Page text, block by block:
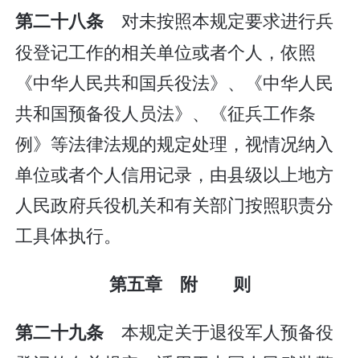
第二十八条对未按照本规定要求进行兵
役登记工作的相关单位或者个人，依照
《中华人民共和国兵役法》、《中华人民
共和国预备役人员法》、《征兵工作条
例》等法律法规的规定处理，视情况纳入
单位或者个人信用记录，由县级以上地方
人民政府兵役机关和有关部门按照职责分
工具体执行。
第五章 附 则
第二十九条 本规定关于退役军人预备役